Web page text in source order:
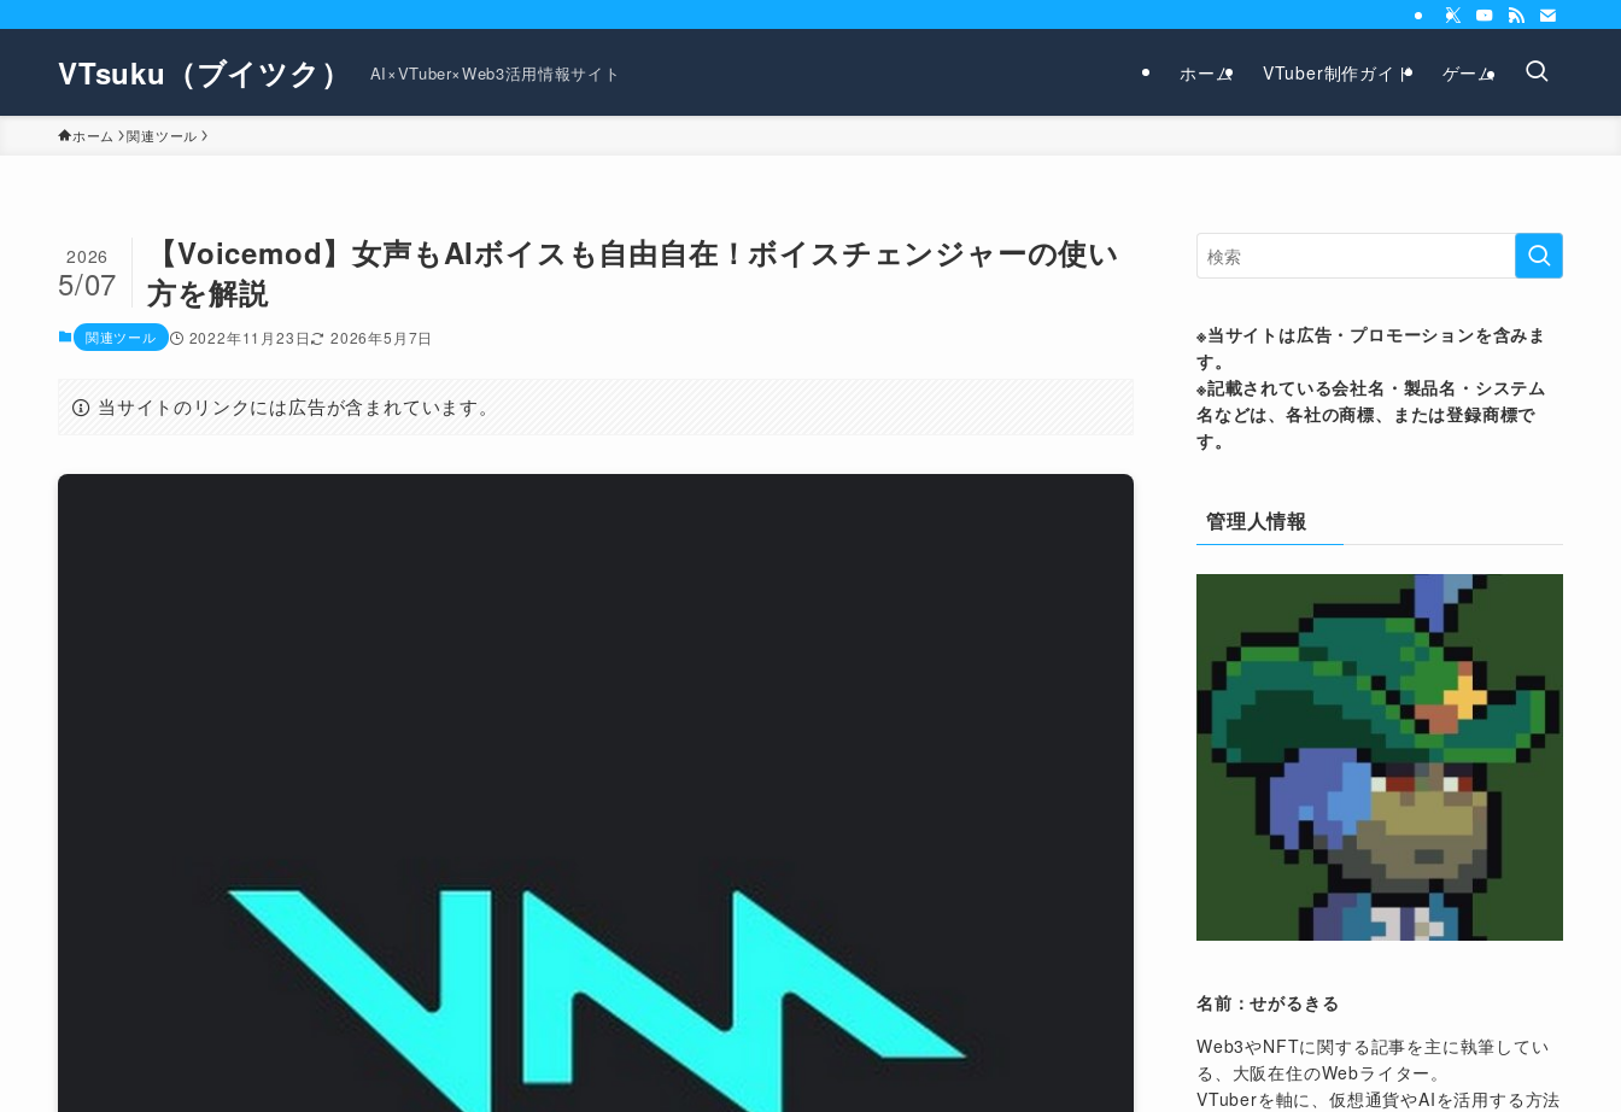
VTsuku（ブイツク） AI×VTuber×Web3活用情報サイト ホーム VTuber制作ガイド ゲーム
ホーム 関連ツール
【Voicemod】女声もAIボイスも自由自在！ボイスチェンジャーの使い
方を解説
2026
5/07
関連ツール 2022年11月23日 2026年5月7日
当サイトのリンクには広告が含まれています。
※当サイトは広告・プロモーションを含みま
す。
※記載されている会社名・製品名・システム
名などは、各社の商標、または登録商標で
す。
管理人情報
名前：せがるきる
Web3やNFTに関する記事を主に執筆してい
る、大阪在住のWebライター。
VTuberを軸に、仮想通貨やAIを活用する方法